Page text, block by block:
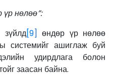
нөлөө”:
зүйлд[9] өндөр үр нөлөө
системийг ашиглаж буй
удирдлага болон
заасан байна.